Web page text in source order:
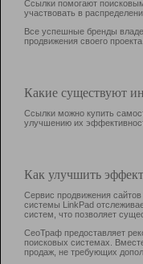
Ссылки помогают
участвовать в
Все успешные бренды
продвижения своего проекта.
Какие существуют
Ссылки можно купить
улучшению их
Как улучшить
Сервис продвижения
системы LinkPad
систем, что позволяет
СеоТраф предоставляет
поисковых системах.
продаж, не требующих